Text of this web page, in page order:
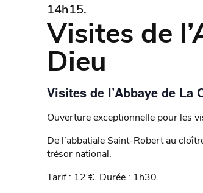
14h15.
Visites de
Dieu
Visites de l’Abbaye de La
Ouverture exceptionnelle pour les
De l’abbatiale Saint-Robert au
trésor national.
Tarif : 12 €. Durée : 1h30.